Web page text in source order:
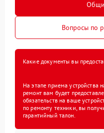
Вопросы по
Какие документы вы
На этапе приема устройства
ремонт вам будет
обязательств на ваше
по ремонту техники, вы
гарантийный талон.